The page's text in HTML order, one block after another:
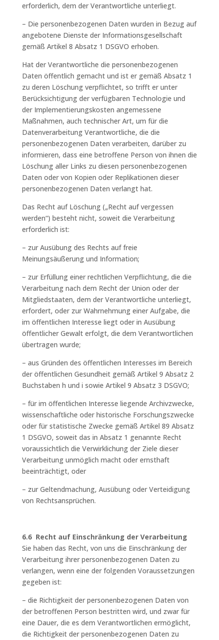
erforderlich, dem der Verantwortliche unterliegt.
– Die personenbezogenen Daten wurden in Bezug auf
angebotene Dienste der Informationsgesellschaft
gemäß Artikel 8 Absatz 1 DSGVO erhoben.
Hat der Verantwortliche die personenbezogenen
Daten öffentlich gemacht und ist er gemäß Absatz 1
zu deren Löschung verpflichtet, so trifft er unter
Berücksichtigung der verfügbaren Technologie und
der Implementierungskosten angemessene
Maßnahmen, auch technischer Art, um für die
Datenverarbeitung Verantwortliche, die die
personenbezogenen Daten verarbeiten, darüber zu
informieren, dass eine betroffene Person von ihnen die
Löschung aller Links zu diesen personenbezogenen
Daten oder von Kopien oder Replikationen dieser
personenbezogenen Daten verlangt hat.
Das Recht auf Löschung („Recht auf vergessen
werden“) besteht nicht, soweit die Verarbeitung
erforderlich ist:
– zur Ausübung des Rechts auf freie
Meinungsäußerung und Information;
– zur Erfüllung einer rechtlichen Verpflichtung, die die
Verarbeitung nach dem Recht der Union oder der
Mitgliedstaaten, dem der Verantwortliche unterliegt,
erfordert, oder zur Wahrnehmung einer Aufgabe, die
im öffentlichen Interesse liegt oder in Ausübung
öffentlicher Gewalt erfolgt, die dem Verantwortlichen
übertragen wurde;
– aus Gründen des öffentlichen Interesses im Bereich
der öffentlichen Gesundheit gemäß Artikel 9 Absatz 2
Buchstaben h und i sowie Artikel 9 Absatz 3 DSGVO;
– für im öffentlichen Interesse liegende Archivzwecke,
wissenschaftliche oder historische Forschungszwecke
oder für statistische Zwecke gemäß Artikel 89 Absatz
1 DSGVO, soweit das in Absatz 1 genannte Recht
voraussichtlich die Verwirklichung der Ziele dieser
Verarbeitung unmöglich macht oder ernsthaft
beeinträchtigt, oder
– zur Geltendmachung, Ausübung oder Verteidigung
von Rechtsansprüchen.
6.6 Recht auf Einschränkung der Verarbeitung
Sie haben das Recht, von uns die Einschränkung der
Verarbeitung ihrer personenbezogenen Daten zu
verlangen, wenn eine der folgenden Voraussetzungen
gegeben ist:
– die Richtigkeit der personenbezogenen Daten von
der betroffenen Person bestritten wird, und zwar für
eine Dauer, die es dem Verantwortlichen ermöglicht,
die Richtigkeit der personenbezogenen Daten zu